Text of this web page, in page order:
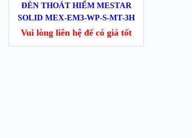
ĐÈN THOÁT HIỂM MESTAR
SOLID MEX-EM3-WP-S-MT-3H
Vui lòng liên hệ để có giá tốt